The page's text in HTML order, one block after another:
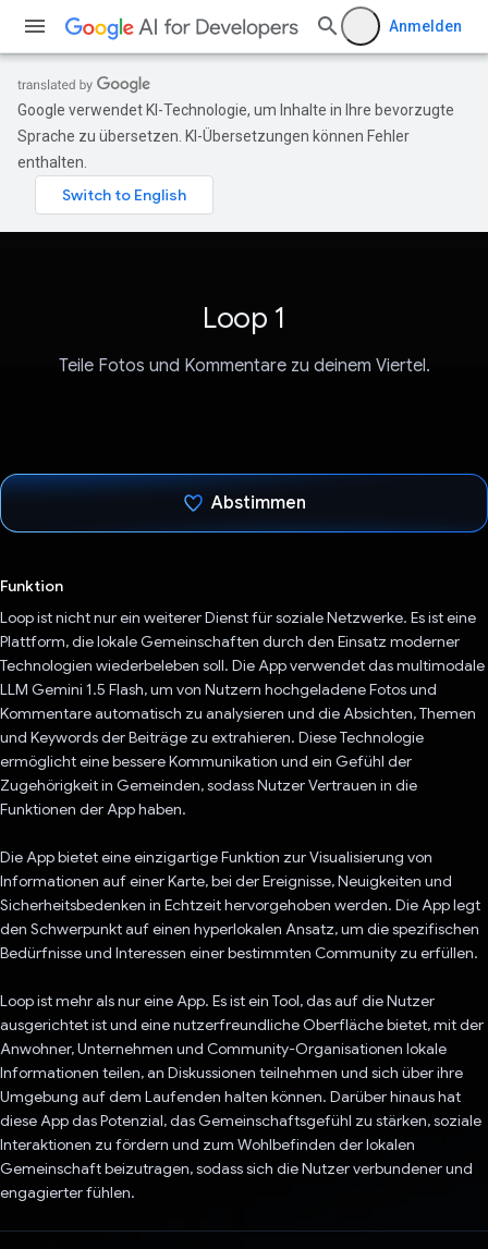
Anmelden
Google verwendet KI-Technologie, um Inhalte in Ihre bevorzugte
Sprache zu übersetzen. KI-Übersetzungen können Fehler
enthalten.
Loop 1
Teile Fotos und Kommentare zu deinem Viertel.
Abstimmen
Funktion
Loop ist nicht nur ein weiterer Dienst für soziale Netzwerke. Es ist eine
Plattform, die lokale Gemeinschaften durch den Einsatz moderner
Technologien wiederbeleben soll. Die App verwendet das multimodale
LLM Gemini 1.5 Flash, um von Nutzern hochgeladene Fotos und
Kommentare automatisch zu analysieren und die Absichten, Themen
und Keywords der Beiträge zu extrahieren. Diese Technologie
ermöglicht eine bessere Kommunikation und ein Gefühl der
Zugehörigkeit in Gemeinden, sodass Nutzer Vertrauen in die
Funktionen der App haben.
Die App bietet eine einzigartige Funktion zur Visualisierung von
Informationen auf einer Karte, bei der Ereignisse, Neuigkeiten und
Sicherheitsbedenken in Echtzeit hervorgehoben werden. Die App legt
den Schwerpunkt auf einen hyperlokalen Ansatz, um die spezifischen
Bedürfnisse und Interessen einer bestimmten Community zu erfüllen.
Loop ist mehr als nur eine App. Es ist ein Tool, das auf die Nutzer
ausgerichtet ist und eine nutzerfreundliche Oberfläche bietet, mit der
Anwohner, Unternehmen und Community-Organisationen lokale
Informationen teilen, an Diskussionen teilnehmen und sich über ihre
Umgebung auf dem Laufenden halten können. Darüber hinaus hat
diese App das Potenzial, das Gemeinschaftsgefühl zu stärken, soziale
Interaktionen zu fördern und zum Wohlbefinden der lokalen
Gemeinschaft beizutragen, sodass sich die Nutzer verbundener und
engagierter fühlen.